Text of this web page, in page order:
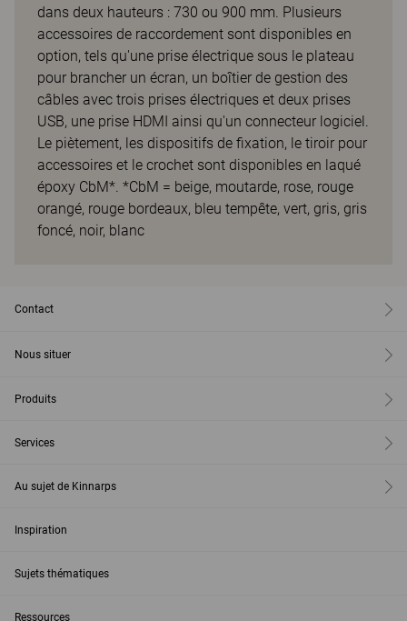
dans deux hauteurs : 730 ou 900 mm. Plusieurs
accessoires de raccordement sont disponibles en
option, tels qu'une prise électrique sous le plateau
pour brancher un écran, un boîtier de gestion des
câbles avec trois prises électriques et deux prises
USB, une prise HDMI ainsi qu'un connecteur logiciel.
Le piètement, les dispositifs de fixation, le tiroir pour
accessoires et le crochet sont disponibles en laqué
époxy CbM*. *CbM = beige, moutarde, rose, rouge
orangé, rouge bordeaux, bleu tempête, vert, gris, gris
foncé, noir, blanc
Contact
Nous situer
Produits
Services
Au sujet de Kinnarps
Inspiration
Sujets thématiques
Ressources